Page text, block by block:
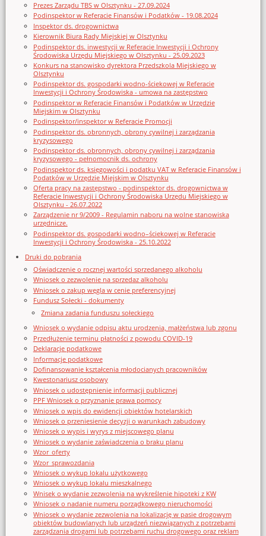
Prezes Zarządu TBS w Olsztynku - 27.09.2024
Podinspektor w Referacie Finansów i Podatków - 19.08.2024
Inspektor ds. drogownictwa
Kierownik Biura Rady Miejskiej w Olsztynku
Podinspektor ds. inwestycji w Referacie Inwestycji i Ochrony
Środowiska Urzędu Miejskiego w Olsztynku - 25.09.2023
Konkurs na stanowisko dyrektora Przedszkola Miejskiego w
Olsztynku
Podinspektor ds. gospodarki wodno-ściekowej w Referacie
Inwestycji i Ochrony Środowiska - umowa na zastępstwo
Podinspektor w Referacie Finansów i Podatków w Urzędzie
Miejskim w Olsztynku
Podinspektor/inspektor w Referacie Promocji
Podinspektor ds. obronnych, obrony cywilnej i zarządzania
kryzysowego
Podinspektor ds. obronnych, obrony cywilnej i zarządzania
kryzysowego - pełnomocnik ds. ochrony
Podinspektor ds. księgowości i podatku VAT w Referacie Finansów i
Podatków w Urzędzie Miejskim w Olsztynku
Oferta pracy na zastępstwo - podinspektor ds. drogownictwa w
Referacie Inwestycji i Ochrony Środowiska Urzędu Miejskiego w
Olsztynku - 26.07.2022
Zarządzenie nr 9/2009 - Regulamin naboru na wolne stanowiska
urzędnicze.
Podinspektor ds. gospodarki wodno–ściekowej w Referacie
Inwestycji i Ochrony Środowiska - 25.10.2022
Druki do pobrania
Oświadczenie o rocznej wartości sprzedanego alkoholu
Wniosek o zezwolenie na sprzedaz alkoholu
Wniosek o zakup węgla w cenie preferencyjnej
Fundusz Sołecki - dokumenty
Zmiana zadania funduszu sołeckiego
Wniosek o wydanie odpisu aktu urodzenia, małżeństwa lub zgonu
Przedłużenie terminu płatności z powodu COVID-19
Deklaracje podatkowe
Informacje podatkowe
Dofinansowanie kształcenia młodocianych pracowników
Kwestonariusz osobowy
Wniosek o udostępnienie informacji publicznej
PPF Wniosek o przyznanie prawa pomocy
Wniosek o wpis do ewidencji obiektów hotelarskich
Wniosek o przeniesienie decyzji o warunkach zabudowy
Wniosek o wypis i wyrys z miejscowego planu
Wniosek o wydanie zaświadczenia o braku planu
Wzor_oferty
Wzor_sprawozdania
Wniosek o wykup lokalu użytkowego
Wniosek o wykup lokalu mieszkalnego
Wnisek o wydanie zezwolenia na wykreślenie hipoteki z KW
Wniosek o nadanie numeru porządkowego nieruchomości
Wniosek o wydanie zezwolenia na lokalizację w pasie drogowym
obiektów budowlanych lub urządzeń niezwiązanych z potrzebami
zarządzania drogami lub potrzebami ruchu drogowego oraz reklam